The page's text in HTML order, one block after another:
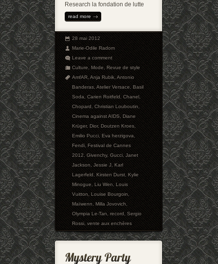
Research la fondation de lutte
read more
28 mai 2012
Marie-Odile Radom
Leave a comment
Culture,Mode,Revue de style
AmfAR,Anja Rubik,Antonio
Banderas,Atelier Versace,Basil
Soda,Carien Roitfeld,Chanel,
Chopard,Christian Louboutin,
Cinema against AIDS,Diane
Krüger,Dior,Doutzen Kroes,
Emilio Pucci,Eva herzigova,
Fendi,Festival de Cannes
2012,Givenchy,Gucci,Janet
Jackson,Jessie J,Karl
Lagerfeld,Kirsten Durst,Kylie
Minogue,Liu Wen,Louis
Vuitton,Louise Bourgoin,
Maïwenn,Milla Jovovich,
Olympia Le-Tan,record,Sergio
Rossi,vente aux enchères